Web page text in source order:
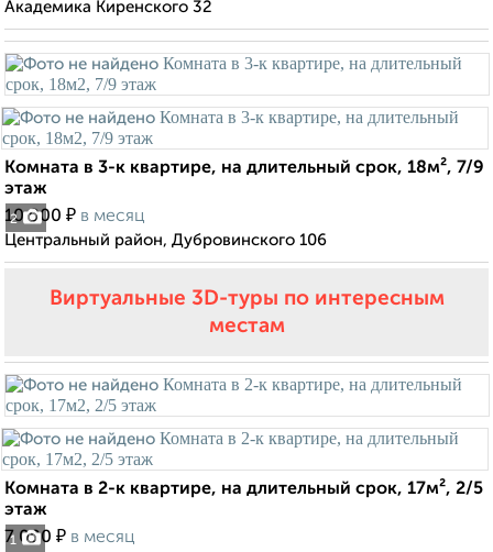
Академика Киренского 32
2
Комната в 3-к квартире, на длительный срок, 18м², 7/9
этаж
10 000 ₽ в месяц
Центральный район, Дубровинского 106
Виртуальные 3D-туры по интересным
местам
1
Комната в 2-к квартире, на длительный срок, 17м², 2/5
этаж
7 000 ₽ в месяц